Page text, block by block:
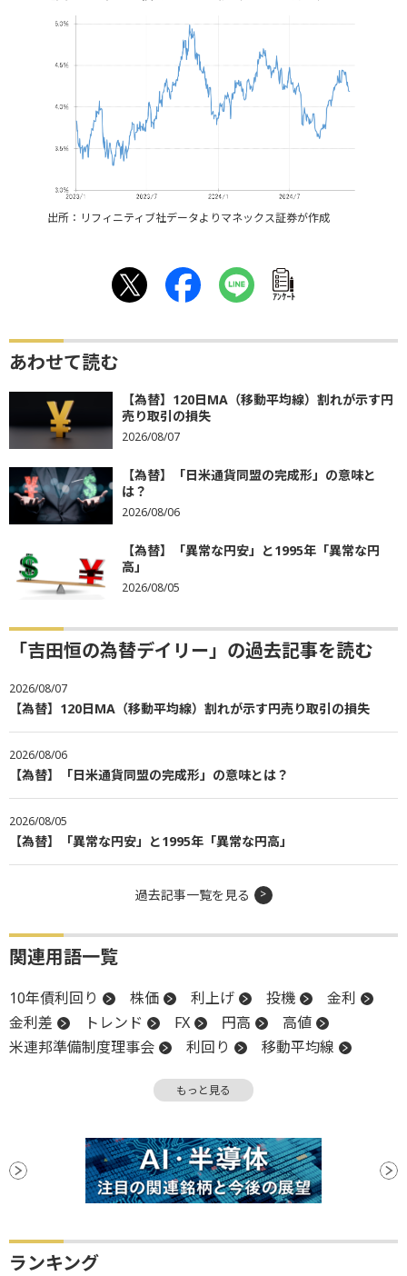
出所：リフィニティブ社データよりマネックス証券が作成
ｱﾝｹｰﾄ
あわせて読む
【為替】120日MA（移動平均線）割れが示す円
売り取引の損失
2026/08/07
【為替】「日米通貨同盟の完成形」の意味と
は？
2026/08/06
【為替】「異常な円安」と1995年「異常な円
高」
2026/08/05
「吉田恒の為替デイリー」の過去記事を読む
2026/08/07
【為替】120日MA（移動平均線）割れが示す円売り取引の損失
2026/08/06
【為替】「日米通貨同盟の完成形」の意味とは？
2026/08/05
【為替】「異常な円安」と1995年「異常な円高」
過去記事一覧を見る
関連用語一覧
10年債利回り 株価 利上げ 投機
金利
金利差
トレンド FX 円高
高値
米連邦準備制度理事会
利回り
移動平均線
上値 FRB
もっと見る
ランキング